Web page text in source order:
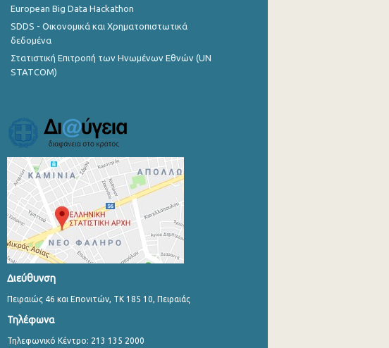
European Big Data Hackathon
SDDS - Οικονομικά και Χρηματοπιστωτικά
δεδομένα
Στατιστική Επιτροπή των Ηνωμένων Εθνών (UN
STATCOM)
Διεύθυνση
Πειραιώς 46 και Επονιτών, ΤΚ 185 10, Πειραιάς
Τηλέφωνα
Τηλεφωνικό Κέντρο: 213 135 2000